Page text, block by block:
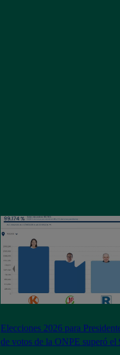
Elecciones 2026 para
de votos de la ONPE superó el